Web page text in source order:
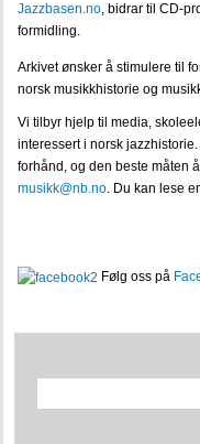
turning-pages-jazz-in-
JAZZBASEN.NO
JAZZ I NORGE
Jazz 1920-1940
Jazz 1950-1960
Jazz 1960-1970
Jazz etter 1960
Jazzbasen.no, bidrar til CD-
formidling.
Arkivet ønsker å stimulere til
norsk musikkhistorie og
Vi tilbyr hjelp til media,
interessert i norsk
forhånd, og den beste måten
musikk@nb.no. Du kan lese
Følg oss på